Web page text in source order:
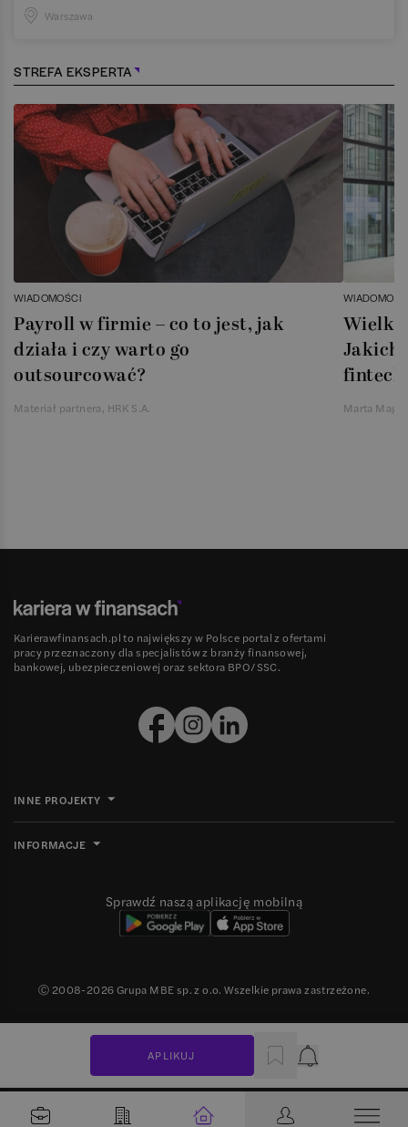
APLIKUJ Powiadomienie
Warszawa
STREFA EKSPERTA
WIADOMOŚCI
Payroll w firmie – co to jest, jak
działa i czy warto go
outsourcować?
Materiał partnera, HRK S.A.
Jakich
Marta
Karierawfinansach.pl to największy w Polsce portal z ofertami
pracy przeznaczony dla specjalistów z branży finansowej,
bankowej, ubezpieczeniowej oraz sektora BPO/SSC.
INNE PROJEKTY
INFORMACJE
Sprawdź naszą aplikację mobilną
Ⓒ 2008-2026Grupa MBE sp. z o.o. Wszelkie prawa zastrzeżone.